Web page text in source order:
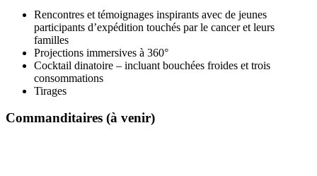
Rencontres et témoignages inspirants avec de jeunes
participants d’expédition touchés par le cancer et leurs
familles
Projections immersives à 360°
Cocktail dinatoire – incluant bouchées froides et trois
consommations
Tirages
Commanditaires (à venir)